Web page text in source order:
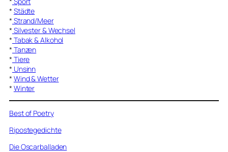
* Städte
* Strand/Meer
* Silvester & Wechsel
* Tabak & Alkohol
* Tanzen
* Tiere
* Unsinn
* Wind & Wetter
* Winter
Best of Poetry
Ripostegedichte
Die Oscarballaden